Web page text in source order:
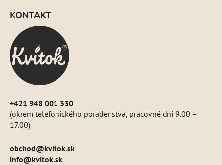
KONTAKT
+421 948 001 330
(okrem telefonického poradenstva, pracovné dni 9.00 –
17.00)
obchod@kvitok.sk
info@kvitok.sk